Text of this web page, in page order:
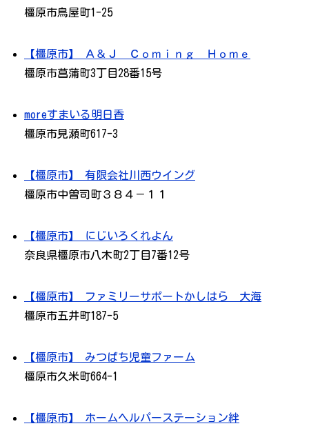
橿原市鳥屋町1-25
【橿原市】 Ａ＆Ｊ Ｃｏｍｉｎｇ Ｈｏｍｅ
橿原市菖蒲町3丁目28番15号
moreすまいる明日香
橿原市見瀬町617-3
【橿原市】 有限会社川西ウイング
橿原市中曽司町３８４－１１
【橿原市】 にじいろくれよん
奈良県橿原市八木町2丁目7番12号
【橿原市】 ファミリーサポートかしはら 大海
橿原市五井町187-5
【橿原市】 みつばち児童ファーム
橿原市久米町664-1
【橿原市】 ホームヘルパーステーション絆